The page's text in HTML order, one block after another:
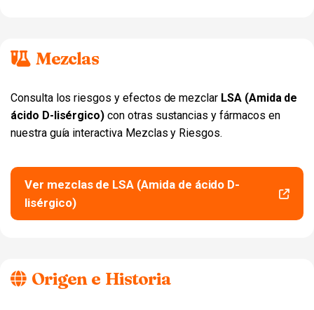
Mezclas
Consulta los riesgos y efectos de mezclar LSA (Amida de
ácido D-lisérgico) con otras sustancias y fármacos en
nuestra guía interactiva Mezclas y Riesgos.
Ver mezclas de LSA (Amida de ácido D-
lisérgico)
Origen e Historia